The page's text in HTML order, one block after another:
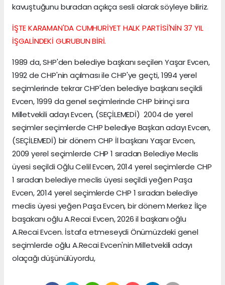
kavuştuğunu buradan açıkça sesli olarak söyleye biliriz.
İŞTE KARAMAN'DA CUMHURİYET HALK PARTİSİ'NİN 37 YIL
İŞGALİNDEKİ GURUBUN BİRİ.
1989 da, SHP'den belediye başkanı seçilen Yaşar Evcen,
1992 de CHP'nin açılması ile CHP'ye geçti, 1994 yerel
seçimlerinde tekrar CHP'den belediye başkanı seçildi
Evcen, 1999 da genel seçimlerinde CHP birinçi sıra
Milletvekili adayı Evcen, (SEÇİLEMEDİ) 2004 de yerel
seçimler seçimlerde CHP belediye Başkan adayı Evcen,
(SEÇİLEMEDİ) bir dönem CHP İl başkanı Yaşar Evcen,
2009 yerel seçimlerde CHP 1 sıradan Belediye Meclis
üyesi seçildi Oğlu Celil Evcen, 2014 yerel seçimlerde CHP
1 sıradan belediye meclis üyesi seçildi yeğen Paşa
Evcen, 2014 yerel seçimlerde CHP 1 sıradan belediye
meclis üyesi yeğen Paşa Evcen, bir dönem Merkez İlçe
başakanı oğlu A.Recai Evcen, 2026 il başkanı oğlu
A.Recai Evcen. İstafa etmeseydi Önümüzdeki genel
seçimlerde oğlu A.Recai Evcen'nin Milletvekili adayı
olaçağı düşünülüyordu,